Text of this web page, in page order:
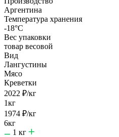
Аргентина
Температура хранения
-18°С
Вес упаковки
товар весовой
Вид
Лангустины
Мясо
Креветки
2022 ₽/кг
1кг
1974 ₽/кг
6кг
1 кг